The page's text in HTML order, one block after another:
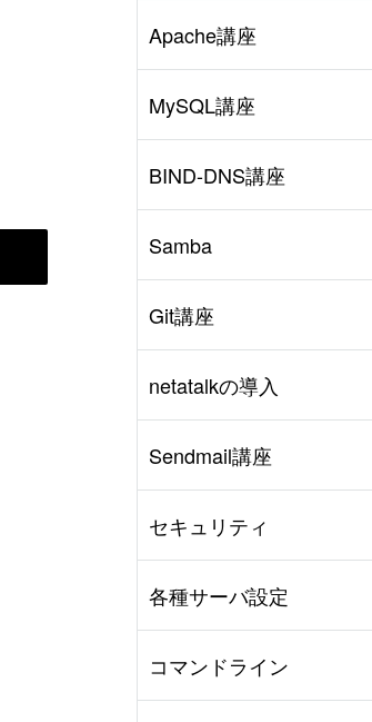
g# #PHP #Atom
#BIND #Other
Apache講座
MySQL講座
BIND-DNS講座
Samba
Git講座
netatalkの導入
Sendmail講座
セキュリティ
各種サーバ設定
コマンドライン